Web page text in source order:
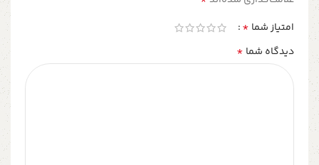
امتیاز شما *
دیدگاه شما *